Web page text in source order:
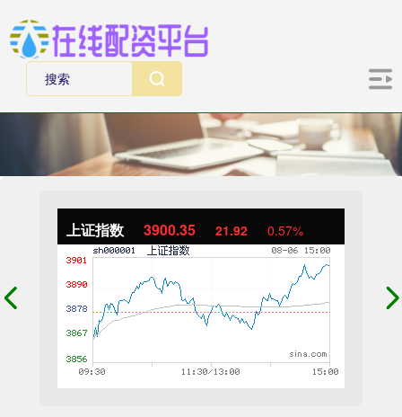
上证指数 3900.35 21.92 0.57%